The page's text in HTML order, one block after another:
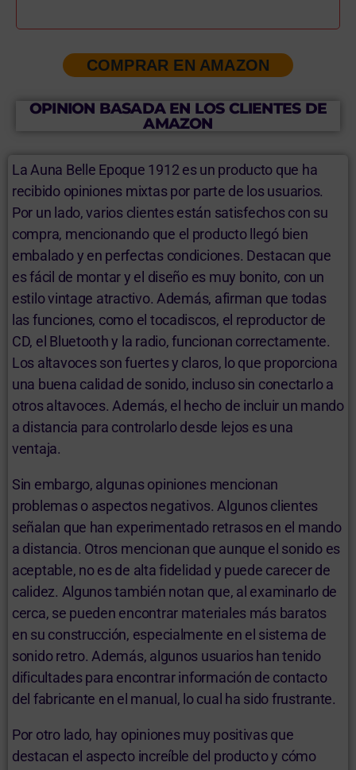
COMPRAR EN AMAZON
OPINION BASADA EN LOS CLIENTES DE
AMAZON
La Auna Belle Epoque 1912 es un producto que ha
recibido opiniones mixtas por parte de los usuarios.
Por un lado, varios clientes están satisfechos con su
compra, mencionando que el producto llegó bien
embalado y en perfectas condiciones. Destacan que
es fácil de montar y el diseño es muy bonito, con un
estilo vintage atractivo. Además, afirman que todas
las funciones, como el tocadiscos, el reproductor de
CD, el Bluetooth y la radio, funcionan correctamente.
Los altavoces son fuertes y claros, lo que proporciona
una buena calidad de sonido, incluso sin conectarlo a
otros altavoces. Además, el hecho de incluir un mando
a distancia para controlarlo desde lejos es una
ventaja.
Sin embargo, algunas opiniones mencionan
problemas o aspectos negativos. Algunos clientes
señalan que han experimentado retrasos en el mando
a distancia. Otros mencionan que aunque el sonido es
aceptable, no es de alta fidelidad y puede carecer de
calidez. Algunos también notan que, al examinarlo de
cerca, se pueden encontrar materiales más baratos
en su construcción, especialmente en el sistema de
sonido retro. Además, algunos usuarios han tenido
dificultades para encontrar información de contacto
del fabricante en el manual, lo cual ha sido frustrante.
Por otro lado, hay opiniones muy positivas que
destacan el aspecto increíble del producto y cómo